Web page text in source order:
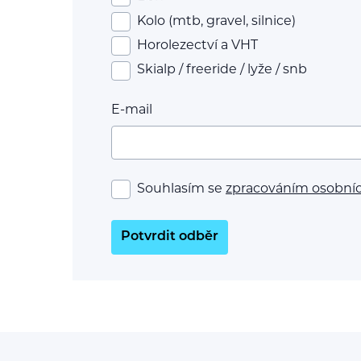
Kolo (mtb, gravel, silnice)
Horolezectví a VHT
Skialp / freeride / lyže / snb
E-mail
Souhlasím se zpracováním
Potvrdit odběr